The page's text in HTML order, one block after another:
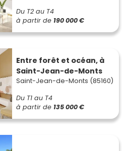
Du T2 au T4
à partir de 190 000 €
Entre forêt et océan, à
Saint-Jean-de-Monts
Saint-Jean-de-Monts (85160)
Du T1 au T4
à partir de 135 000 €